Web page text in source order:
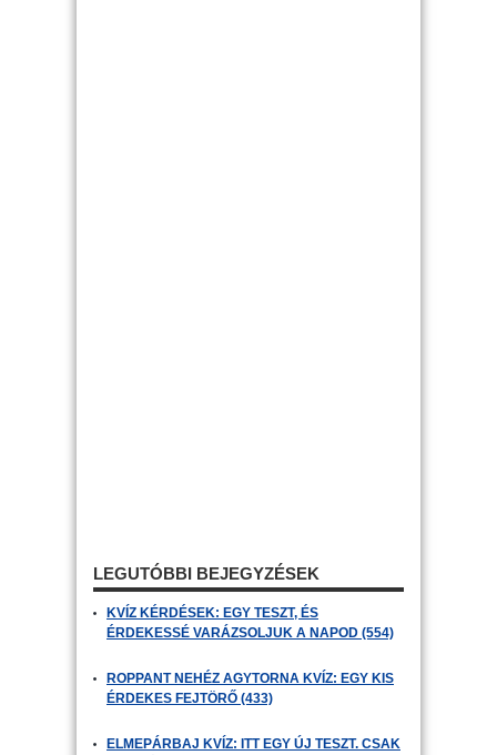
LEGUTÓBBI BEJEGYZÉSEK
KVÍZ KÉRDÉSEK: EGY TESZT, ÉS
ÉRDEKESSÉ VARÁZSOLJUK A NAPOD (554)
ROPPANT NEHÉZ AGYTORNA KVÍZ: EGY KIS
ÉRDEKES FEJTÖRŐ (433)
ELMEPÁRBAJ KVÍZ: ITT EGY ÚJ TESZT. CSAK